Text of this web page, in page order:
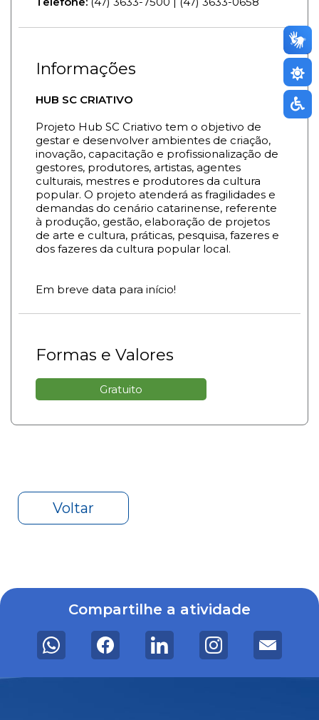
Informações
HUB SC CRIATIVO
Projeto Hub SC Criativo tem o objetivo de
gestar e desenvolver ambientes de criação,
inovação, capacitação e profissionalização de
gestores, produtores, artistas, agentes
culturais, mestres e produtores da cultura
popular. O projeto atenderá as fragilidades e
demandas do cenário catarinense, referente
à produção, gestão, elaboração de projetos
de arte e cultura, práticas, pesquisa, fazeres e
dos fazeres da cultura popular local.
Em breve data para início!
Formas e Valores
Gratuito
Voltar
Compartilhe a atividade